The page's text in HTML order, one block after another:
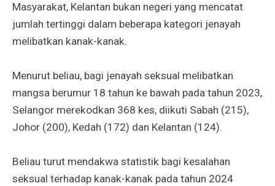
Masyarakat, Kelantan bukan negeri yang mencatat
jumlah tertinggi dalam beberapa kategori jenayah
melibatkan kanak-kanak.
Menurut beliau, bagi jenayah seksual melibatkan
mangsa berumur 18 tahun ke bawah pada tahun 2023,
Selangor merekodkan 368 kes, diikuti Sabah (215),
Johor (200), Kedah (172) dan Kelantan (124).
Beliau turut mendakwa statistik bagi kesalahan
seksual terhadap kanak-kanak pada tahun 2024